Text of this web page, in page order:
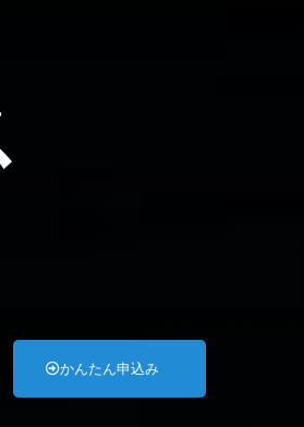
かんたん申込み